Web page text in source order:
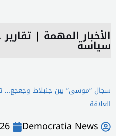
الأخبار المهمة |
سياسة
سجال “موسى” بين جنبلاط وجعجع…
العلاقة
Democratia News